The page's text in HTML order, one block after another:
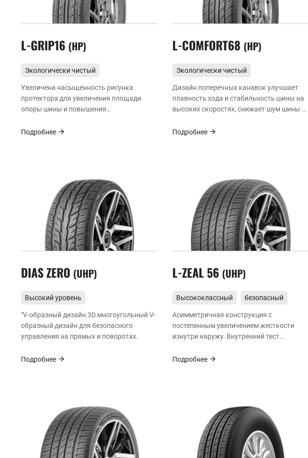
L-GRIP16 HP
Экологически чистый
энергоэффективный
Увеличена насыщенность рисунка
протектора для увеличения площади
опоры шины и повышения
Подробнее
L-COMFORT68 HP
Экологически чистый
энергоэффективный
Дизайн поперечных канавок улучшает
плавность хода и стабильность шины на
высоких скоростях, снижает шум шины и
Подробнее
DIAS ZERO UHP
Высокий уровень
производительность
"V-образный дизайн 3D многоугольный V-
образный дизайн для безопасного
управления на прямых и поворотах.
Подробнее
L-ZEAL 56 UHP
Высококлассный
безопасный
эффективный опыт
Асимметричная конструкция с
постепенным увеличением жесткости
изнутри наружу. Внутренний тест
мокрой поверхности; внешний тест
Подробнее